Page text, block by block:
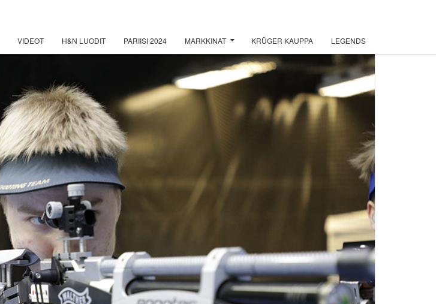
VIDEOT H&N LUODIT PARIISI 2024 MARKKINAT KRÜGER KAUPPA LEGENDS